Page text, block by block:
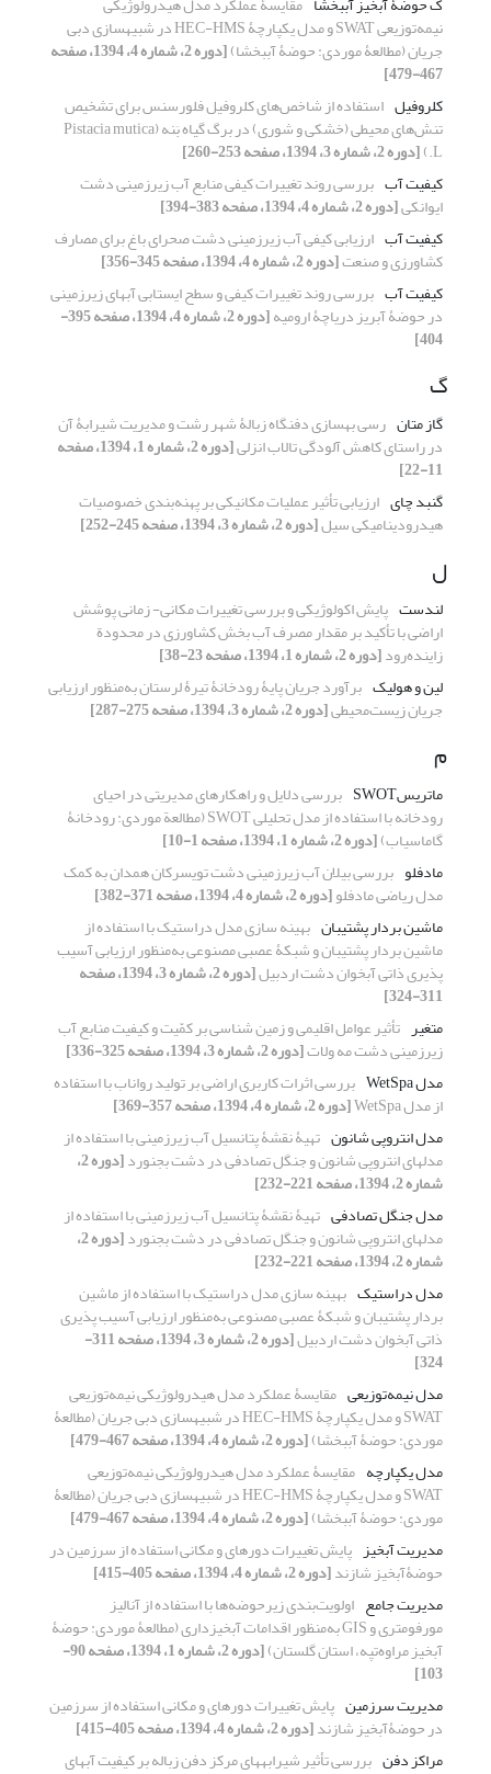
نیمه‌توزیعی SWAT و مدل یکپارچۀ HEC-HMS در شبیه‏سازی دبی
جریان (مطالعۀ موردی: حوضۀ آب‏بخشا) [دوره 2، شماره 4، 1394، صفحه
467-479]
کلروفیل استفاده از شاخص‌های کلروفیل فلورسنس برای تشخیص
تنش‌های محیطی (خشکی و شوری) در برگ گیاه بَنه (Pistacia mutica
L.) [دوره 2، شماره 3، 1394، صفحه 253-260]
کیفیت آب بررسی روند تغییرات کیفی منابع آب زیر‌زمینی دشت
ایوانکی[دوره 2، شماره 4، 1394، صفحه 383-394]
کیفیت آب‌ ارزیابی کیفی آب زیرزمینی دشت صحرای باغ برای مصارف
کشاورزی و صنعت[دوره 2، شماره 4، 1394، صفحه 345-356]
کیفیت آب‌ بررسی روند تغییرات کیفی و سطح ایستابی آب‏های زیرزمینی
در حوضۀ آبریز دریاچۀ ارومیه [دوره 2، شماره 4، 1394، صفحه 395-
404]
گ
گاز متان رسی بهسازی دفنگاه زبالۀ شهر رشت و مدیریت شیرابۀ آن
در راستای کاهش آلودگی تالاب انزلی [دوره 2، شماره 1، 1394، صفحه
11-22]
گنبد چای ارزیابی تأثیر عملیات مکانیکی بر پهنه‌بندی خصوصیات
هیدرودینامیکی سیل[دوره 2، شماره 3، 1394، صفحه 245-252]
ل
لندست پایش اکولوژیکی و بررسی تغییرات مکانی- زمانی پوشش
اراضی با تأکید بر مقدار مصرف آب بخش کشاورزی در محدودة
زاینده‌رود[دوره 2، شماره 1، 1394، صفحه 23-38]
لین و هولیک برآورد جریان پایۀ رودخانۀ تیرۀ لرستان به‌منظور ارزیابی
جریان زیست‌محیطی[دوره 2، شماره 3، 1394، صفحه 275-287]
م
ماتریسSWOT بررسی دلایل و راهکارهای مدیریتی در احیای
رودخانه با استفاده از مدل تحلیلی SWOT (مطالعة موردی: رودخانۀ
گاماسیاب)[دوره 2، شماره 1، 1394، صفحه 1-10]
مادفلو بررسی بیلان آب زیرزمینی دشت تویسرکان همدان به کمک
مدل ریاضی مادفلو[دوره 2، شماره 4، 1394، صفحه 371-382]
ماشین بردار پشتیبان‌ بهینه‏ سازی مدل دراستیک با استفاده از
ماشین بردار پشتیبان و شبکۀ عصبی مصنوعی به‌منظور ارزیابی آسیب
‏پذیری ذاتی آبخوان دشت اردبیل [دوره 2، شماره 3، 1394، صفحه
311-324]
متغیر‌ تأثیر عوامل اقلیمی و زمین‏ شناسی بر کمّیت و کیفیت منابع آب
زیرزمینی دشت مه‏ ولات[دوره 2، شماره 3، 1394، صفحه 325-336]
مدل WetSpa
بررسی اثرات کاربری اراضی بر تولید رواناب با استفاده
از مدل WetSpa
[دوره 2، شماره 4، 1394، صفحه 357-369]
مدل انتروپی شانون تهیۀ نقشۀ پتانسیل آب زیرزمینی با استفاده از
مدل‎های انتروپی شانون و جنگل تصادفی در دشت بجنورد [دوره 2،
شماره 2، 1394، صفحه 221-232]
مدل جنگل تصادفی تهیۀ نقشۀ پتانسیل آب زیرزمینی با استفاده از
مدل‎های انتروپی شانون و جنگل تصادفی در دشت بجنورد [دوره 2،
شماره 2، 1394، صفحه 221-232]
مدل دراستیک بهینه‏ سازی مدل دراستیک با استفاده از ماشین
بردار پشتیبان و شبکۀ عصبی مصنوعی به‌منظور ارزیابی آسیب ‏پذیری
ذاتی آبخوان دشت اردبیل [دوره 2، شماره 3، 1394، صفحه 311-
324]
مدل نیمه‌توزیعی مقایسۀ عملکرد مدل هیدرولوژیکی نیمه‌توزیعی
SWAT و مدل یکپارچۀ HEC-HMS در شبیه‏سازی دبی جریان (مطالعۀ
موردی: حوضۀ آب‏بخشا)[دوره 2، شماره 4، 1394، صفحه 467-479]
مدل یکپارچه مقایسۀ عملکرد مدل هیدرولوژیکی نیمه‌توزیعی
SWAT و مدل یکپارچۀ HEC-HMS در شبیه‏سازی دبی جریان (مطالعۀ
موردی: حوضۀ آب‏بخشا)[دوره 2، شماره 4، 1394، صفحه 467-479]
مدیریت آبخیز پایش تغییرات دوره‏ای و مکانی استفاده از سرزمین در
حوضۀآبخیز شازند[دوره 2، شماره 4، 1394، صفحه 405-415]
مدیریت جامع اولویت‌بندی زیرحوضه‌ها با استفاده از آنالیز
مورفومتری و GIS به‌منظور اقدامات آبخیزداری (مطالعۀ موردی: حوضۀ
آبخیز مراوه‌تپه، استان گلستان) [دوره 2، شماره 1، 1394، صفحه 90-
103]
مدیریت سرزمین پایش تغییرات دوره‏ای و مکانی استفاده از سرزمین
در حوضۀآبخیز شازند[دوره 2، شماره 4، 1394، صفحه 405-415]
مراکز دفن بررسی تأثیر شیرابه‏های مرکز دفن زباله بر کیفیت آب‏های